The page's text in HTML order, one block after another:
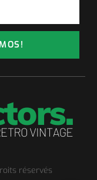
réservés